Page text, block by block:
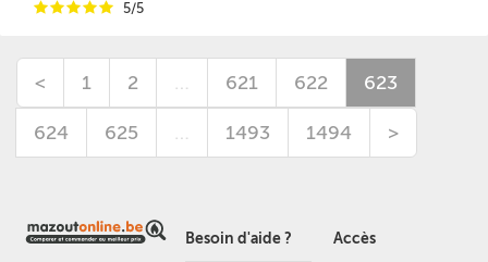
iiiii 5/5
< 1 2 … 621 622 623
624 625 … 1493 1494 >
Besoin d'aide ? Accès